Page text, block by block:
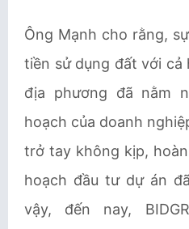
Ông Mạnh cho rằng,
tiền sử dụng đất với cả
địa phương đã nằm
hoạch của doanh
trở tay không kịp,
hoạch đầu tư dự án
vậy, đến nay,